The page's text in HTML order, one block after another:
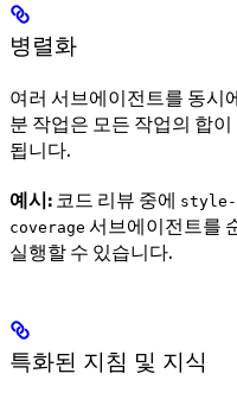
병렬화
여러 서브에이전트를 동시
분 작업은 모든 작업의 합
됩니다.
예시: 코드 리뷰 중에 style-
coverage 서브에이전트를
실행할 수 있습니다.
특화된 지침 및 지식